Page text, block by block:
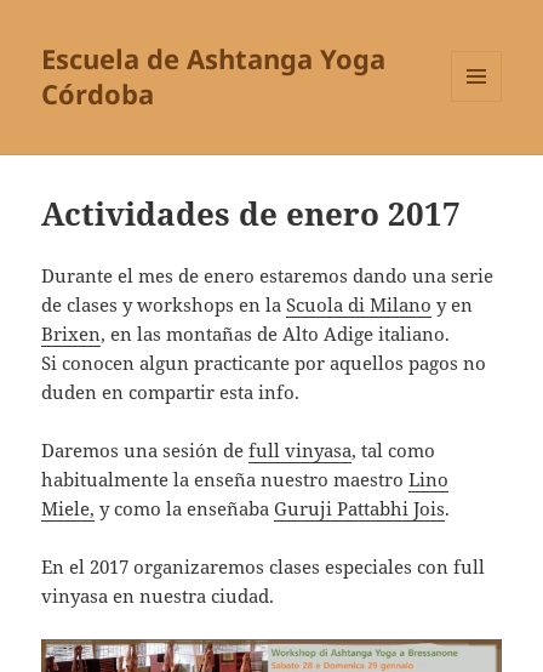
Escuela de Ashtanga Yoga
Córdoba
WIDGETS
Actividades de enero 2017
Durante el mes de enero estaremos dando una serie
de clases y workshops en laScuola di Milano y en
Brixen, en las montañas de Alto Adige italiano.
Si conocen algun practicante por aquellos pagos no
duden en compartir esta info.
Daremos una sesión defull vinyasa, tal como
habitualmente la enseña nuestro maestroLino
Miele, y como la enseñabaGuruji Pattabhi Jois.
En el 2017 organizaremos clases especiales con full
vinyasa en nuestra ciudad.